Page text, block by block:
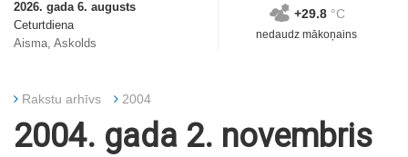
2026. gada 6. augusts
Ceturtdiena
Aisma, Askolds
+29.8 °C
nedaudz mākoņains
Rakstu arhīvs 2004
2004. gada 2. novembris